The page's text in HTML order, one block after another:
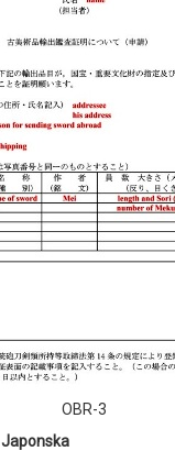
OBR-3